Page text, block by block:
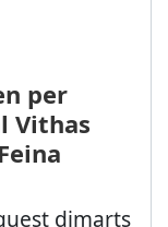
per
Vithas
dimarts